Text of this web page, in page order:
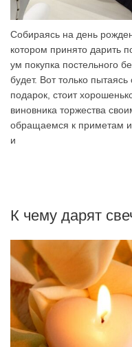
Собираясь на день
котором принято дарить
ум покупка постельного
будет. Вот только
подарок, стоит
виновника торжества
обращаемся к приметам
и
К чему дарят